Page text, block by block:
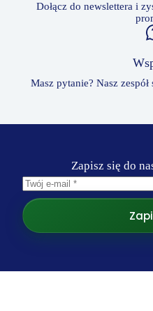
Dołącz do newslettera i
Masz pytanie? Nasz
Zapisz się do